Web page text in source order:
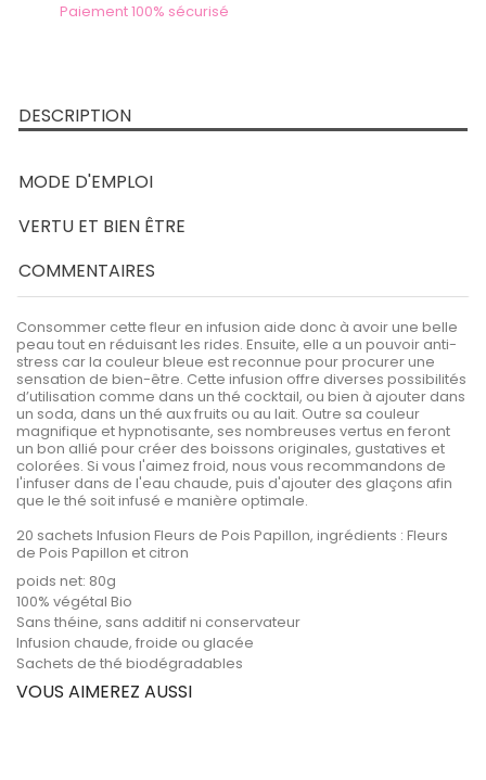
Paiement 100% sécurisé
DESCRIPTION
MODE D'EMPLOI
VERTU ET BIEN ÊTRE
COMMENTAIRES
Consommer cette fleur en infusion aide donc à avoir une belle
peau tout en réduisant les rides. Ensuite, elle a un pouvoir anti-
stress car la couleur bleue est reconnue pour procurer une
sensation de bien-être. Cette infusion offre diverses possibilités
d’utilisation comme dans un thé cocktail, ou bien à ajouter dans
un soda, dans un thé aux fruits ou au lait. Outre sa couleur
magnifique et hypnotisante, ses nombreuses vertus en feront
un bon allié pour créer des boissons originales, gustatives et
colorées. Si vous l'aimez froid, nous vous recommandons de
l'infuser dans de l'eau chaude, puis d'ajouter des glaçons afin
que le thé soit infusé e manière optimale.
20 sachets Infusion Fleurs de Pois Papillon, ingrédients : Fleurs
de Pois Papillon et citron
poids net: 80g
100% végétal Bio
Sans théine, sans additif ni conservateur
Infusion chaude, froide ou glacée
Sachets de thé biodégradables
VOUS AIMEREZ AUSSI